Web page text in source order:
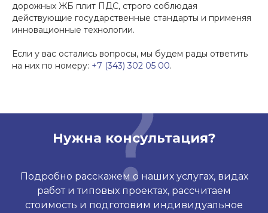
дорожных ЖБ плит ПДС, строго соблюдая
действующие государственные стандарты и применяя
инновационные технологии.
Если у вас остались вопросы, мы будем рады ответить
на них по номеру: +7 (343) 302 05 00.
Нужна консультация?
Подробно расскажем о наших услугах, видах
работ и типовых проектах, рассчитаем
стоимость и подготовим индивидуальное